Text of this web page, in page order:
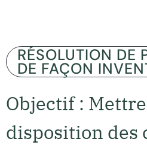
RÉSOLUTION DE
DE FAÇON
Objectif :
disposition des